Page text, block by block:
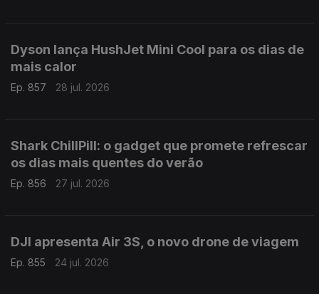
Dyson lança HushJet Mini Cool para os dias de
mais calor
Ep. 857 28 jul. 2026
Shark ChillPill: o gadget que promete refrescar
os dias mais quentes do verão
Ep. 856 27 jul. 2026
DJI apresenta Air 3S, o novo drone de viagem
Ep. 855 24 jul. 2026